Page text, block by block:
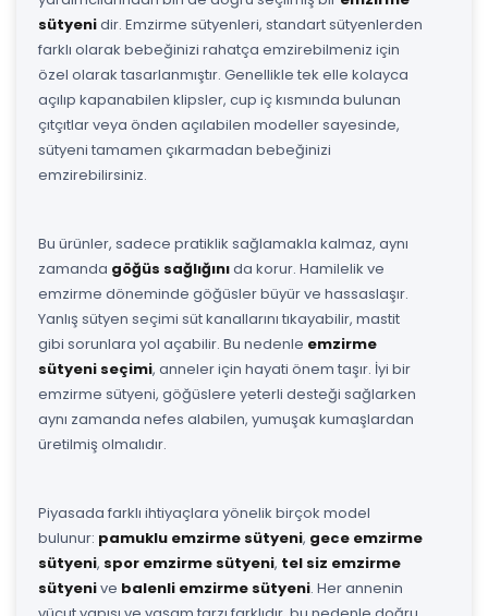
sütyenidir. Emzirme sütyenleri, standart sütyenlerden
farklı olarak bebeğinizi rahatça emzirebilmeniz için
özel olarak tasarlanmıştır. Genellikle tek elle kolayca
açılıp kapanabilen klipsler, cup iç kısmında bulunan
çıtçıtlar veya önden açılabilen modeller sayesinde,
sütyeni tamamen çıkarmadan bebeğinizi
emzirebilirsiniz.
Bu ürünler, sadece pratiklik sağlamakla kalmaz, aynı
zamanda göğüs sağlığınıda korur. Hamilelik ve
emzirme döneminde göğüsler büyür ve hassaslaşır.
Yanlış sütyen seçimi süt kanallarını tıkayabilir, mastit
gibi sorunlara yol açabilir. Bu nedenle emzirme
sütyeni seçimi, anneler için hayati önem taşır. İyi bir
emzirme sütyeni, göğüslere yeterli desteği sağlarken
aynı zamanda nefes alabilen, yumuşak kumaşlardan
üretilmiş olmalıdır.
Piyasada farklı ihtiyaçlara yönelik birçok model
bulunur: pamuklu emzirme sütyeni, gece emzirme
sütyeni, spor emzirme sütyeni, tel siz emzirme
sütyenive balenli emzirme sütyeni. Her annenin